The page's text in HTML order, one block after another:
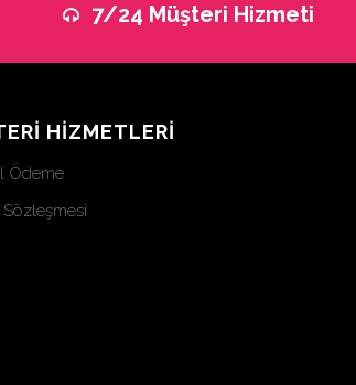
7/24 Müşteri Hizmeti
HİZMETLERİ
Ödeme